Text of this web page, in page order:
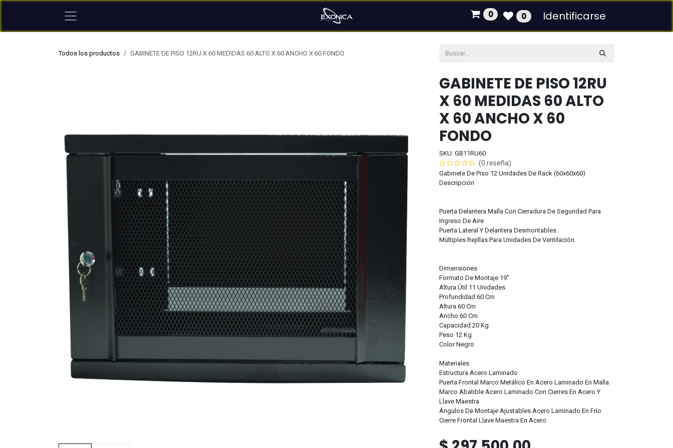
Ir al contenido
0 0 Identificarse
Todos los productos GABINETE DE PISO 12RU X 60 MEDIDAS 60 ALTO X 60 ANCHO X 60 FONDO
GABINETE DE PISO 12RU
X 60 MEDIDAS 60 ALTO
X 60 ANCHO X 60
FONDO
SKU: GB11RU60
(0 reseña)
Gabinete De Piso 12 Unidades De Rack (60x60x60)
Descripción
Puerta Delantera Malla Con Cerradura De Seguridad Para
Ingreso De Aire
Puerta Lateral Y Delantera Desmontables.
Múltiples Rejillas Para Unidades De Ventilación.
Dimensiones
Formato De Montaje 19"
Altura Útil 11 Unidades
Profundidad 60 Cm
Altura 60 Cm
Ancho 60 Cm
Capacidad 20 Kg
Peso 12 Kg
Color Negro
Materiales
Estructura Acero Laminado
Puerta Frontal Marco Metálico En Acero Laminado En Malla.
Marco Abatible Acero Laminado Con Cierres En Acero Y
Llave Maestra
Ángulos De Montaje Ajustables Acero Laminado En Frío
Cierre Frontal Llave Maestra En Acero